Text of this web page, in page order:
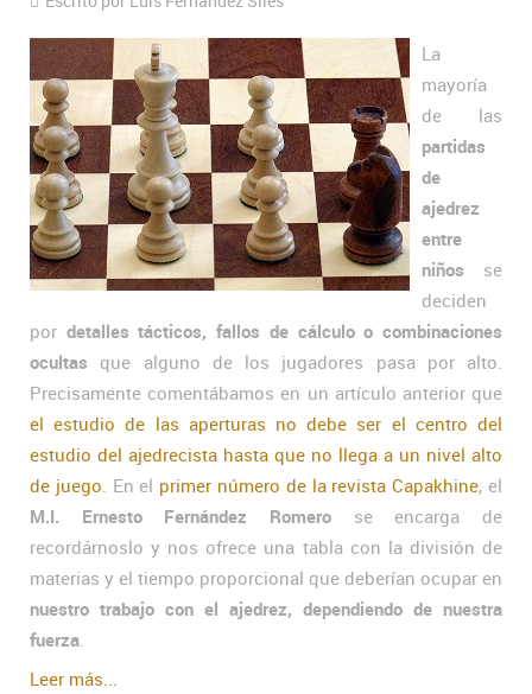
La
mayoría
de las
partidas
de
ajedrez
entre
niños se
deciden
por detalles tácticos, fallos de cálculo o combinaciones
ocultas que alguno de los jugadores pasa por alto.
Precisamente comentábamos en un artículo anterior que
el estudio de las aperturas no debe ser el centro del
estudio del ajedrecista hasta que no llega a un nivel alto
de juego . En el primer número de la revista Capakhine, el
M.I. Ernesto Fernández Romero se encarga de
recordárnoslo y nos ofrece una tabla con la división de
materias y el tiempo proporcional que deberían ocupar en
nuestro trabajo con el ajedrez, dependiendo de nuestra
fuerza
Leer más...